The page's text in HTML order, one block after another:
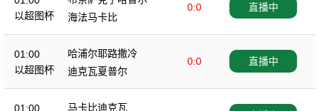
以超图杯
0:0
海法马卡比
直播中
01:00
以超图杯
哈浦尔耶路撒冷
0:0
迪克瓦夏普尔
直播中
01:00
马卡比迪克瓦